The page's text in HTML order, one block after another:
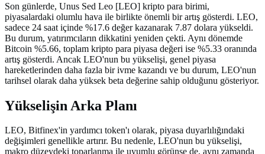
Son günlerde, Unus Sed Leo [LEO] kripto para birimi,
piyasalardaki olumlu hava ile birlikte önemli bir artış gösterdi. LEO,
sadece 24 saat içinde %17.6 değer kazanarak 7.87 dolara yükseldi.
Bu durum, yatırımcıların dikkatini yeniden çekti. Aynı dönemde
Bitcoin %5.66, toplam kripto para piyasa değeri ise %5.33 oranında
artış gösterdi. Ancak LEO'nun bu yükselişi, genel piyasa
hareketlerinden daha fazla bir ivme kazandı ve bu durum, LEO'nun
tarihsel olarak daha yüksek beta değerine sahip olduğunu gösteriyor.
Yükselişin Arka Planı
LEO, Bitfinex'in yardımcı token'ı olarak, piyasa duyarlılığındaki
değişimleri genellikle artırır. Bu nedenle, LEO'nun bu yükselişi,
makro düzeydeki toparlanma ile uyumlu görünse de, aynı zamanda